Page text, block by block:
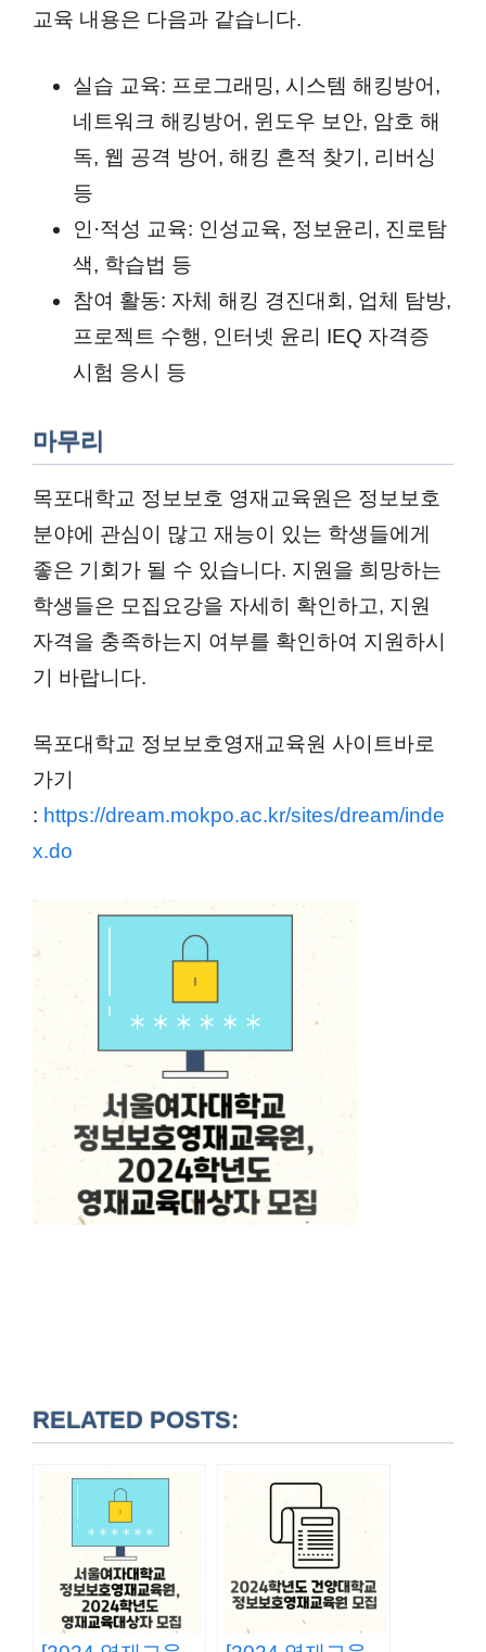
교육 내용은 다음과 같습니다.
실습 교육: 프로그래밍, 시스템 해킹방어,
네트워크 해킹방어, 윈도우 보안, 암호 해
독, 웹 공격 방어, 해킹 흔적 찾기, 리버싱
등
인·적성 교육: 인성교육, 정보윤리, 진로탐
색, 학습법 등
참여 활동: 자체 해킹 경진대회, 업체 탐방,
프로젝트 수행, 인터넷 윤리 IEQ 자격증
시험 응시 등
마무리
목포대학교 정보보호 영재교육원은 정보보호
분야에 관심이 많고 재능이 있는 학생들에게
좋은 기회가 될 수 있습니다. 지원을 희망하는
학생들은 모집요강을 자세히 확인하고, 지원
자격을 충족하는지 여부를 확인하여 지원하시
기 바랍니다.
목포대학교 정보보호영재교육원 사이트바로
가기
: https://dream.mokpo.ac.kr/sites/dream/inde
x.do
RELATED POSTS: